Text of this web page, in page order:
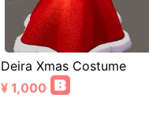
Deira Xmas Costume
¥ 1,000